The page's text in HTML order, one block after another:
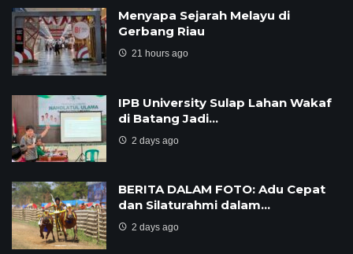
Menyapa Sejarah Melayu di
Gerbang Riau
21 hours ago
IPB University Sulap Lahan Wakaf
di Batang Jadi…
2 days ago
BERITA DALAM FOTO: Adu Cepat
dan Silaturahmi dalam…
2 days ago